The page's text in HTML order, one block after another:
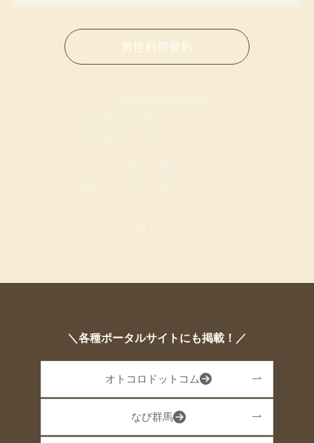
男性利用規約
＼各種ポータルサイトにも掲載！／
オトコロドットコム
なび群馬